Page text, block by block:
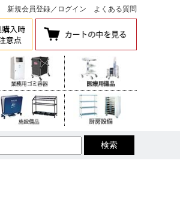
新規会員登録／ ログイン よくある質問